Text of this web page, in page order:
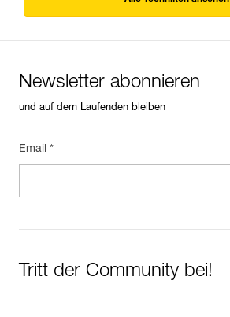
Newsletter abonnieren
und auf dem Laufenden bleiben
Email *
Tritt der Community bei!